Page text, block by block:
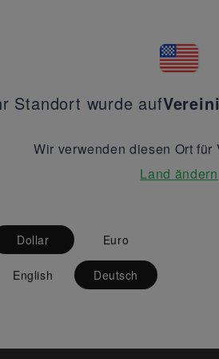
Standort wurde auf
Wir verwenden diesen Ort für
Land ändern
Dollar Euro
English Deutsch